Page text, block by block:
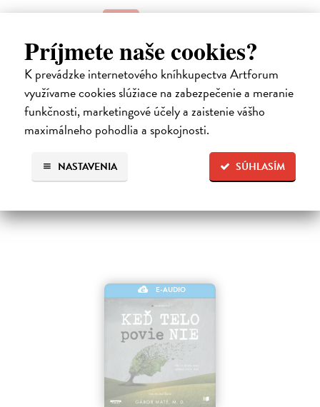
Príjmete naše cookies?
K prevádzke internetového kníhkupectva Artforum
využívame cookies slúžiace na zabezpečenie a meranie
funkčnosti, marketingové účely a zaistenie vášho
maximálneho pohodlia a spokojnosti.
SÚHLASÍM
NASTAVENIA
Ďalšie z kategórie iné audioknihy
E-AUDIO